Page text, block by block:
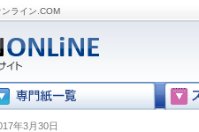
ライン.COM
年3月30日